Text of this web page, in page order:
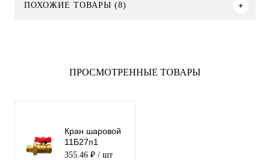
ПОХОЖИЕ ТОВАРЫ (8)
ПРОСМОТРЕННЫЕ ТОВАРЫ
Кран шаровой
11Б27п1
накидная гайка
355.46 ₽ / шт